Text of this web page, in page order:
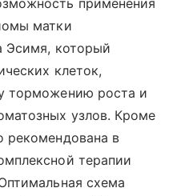
применения
матки
Эсимя, который
клеток,
торможению роста и
узлов. Кроме
рекомендована в
терапии
схема